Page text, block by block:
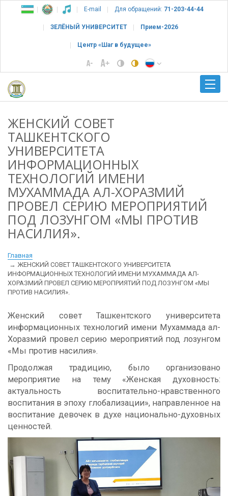
E-mail Для обращений: 71-203-44-44
ЗЕЛЁНЫЙ УНИВЕРСИТЕТ Прием-2026
Центр «Шаг в будущее»
ЖЕНСКИЙ СОВЕТ
ТАШКЕНТСКОГО
УНИВЕРСИТЕТА
ИНФОРМАЦИОННЫХ
ТЕХНОЛОГИЙ ИМЕНИ
МУХАММАДА АЛ-ХОРАЗМИЙ
ПРОВЕЛ СЕРИЮ МЕРОПРИЯТИЙ
ПОД ЛОЗУНГОМ «МЫ ПРОТИВ
НАСИЛИЯ».
Главная
ЖЕНСКИЙ СОВЕТ ТАШКЕНТСКОГО УНИВЕРСИТЕТА
ИНФОРМАЦИОННЫХ ТЕХНОЛОГИЙ ИМЕНИ МУХАММАДА АЛ-
ХОРАЗМИЙ ПРОВЕЛ СЕРИЮ МЕРОПРИЯТИЙ ПОД ЛОЗУНГОМ «МЫ
ПРОТИВ НАСИЛИЯ».
Женский совет Ташкентского университета
информационных технологий имени Мухаммада ал-
Хоразмий провел серию мероприятий под лозунгом
«Мы против насилия».
Продолжая традицию, было организовано
мероприятие на тему «Женская духовность:
актуальность воспитательно-нравственного
воспитания в эпоху глобализации», направленное на
воспитание девочек в духе национально-духовных
ценностей.